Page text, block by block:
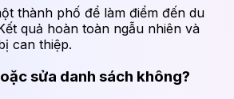
thành phố để làm điểm đến du
quả hoàn toàn ngẫu nhiên và
can thiệp.
sửa danh sách không?